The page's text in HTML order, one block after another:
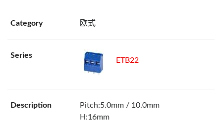
欧式
ETB22
Pitch:5.0mm / 10.0mm
H:16mm